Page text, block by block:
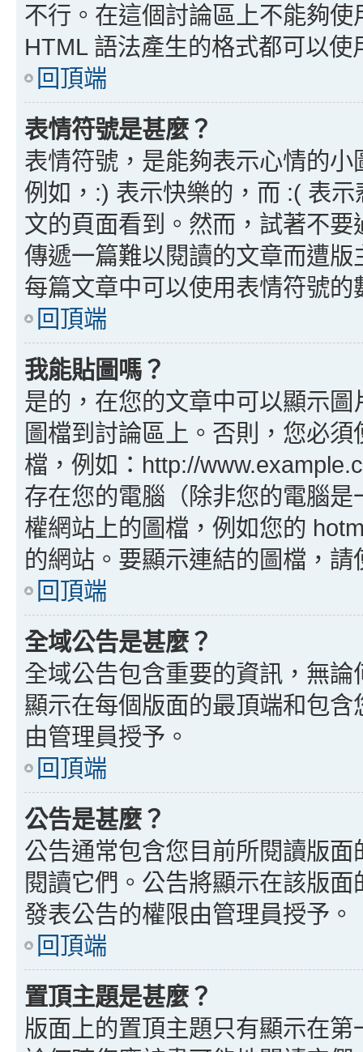
不行。在這個討論區上不能夠
HTML 語法產生的格式都可以
回頂端
表情符號是甚麼？
表情符號，是能夠表示心情的
例如，:) 表示快樂的，而 :( 表
文的頁面看到。然而，試著不
傳遞一篇難以閱讀的文章而遭
每篇文章中可以使用表情符號的
回頂端
我能貼圖嗎？
是的，在您的文章中可以顯示
圖檔到討論區上。否則，您必
檔，例如：http://
存在您的電腦（除非您的電腦
權網站上的圖檔，例如您的
的網站。要顯示連結的圖檔，
回頂端
全域公告是甚麼？
全域公告包含重要的資訊，無
顯示在每個版面的最頂端和包
由管理員授予。
回頂端
公告是甚麼？
公告通常包含您目前所閱讀版
閱讀它們。公告將顯示在該版
發表公告的權限由管理員授予。
回頂端
置頂主題是甚麼？
版面上的置頂主題只有顯示在